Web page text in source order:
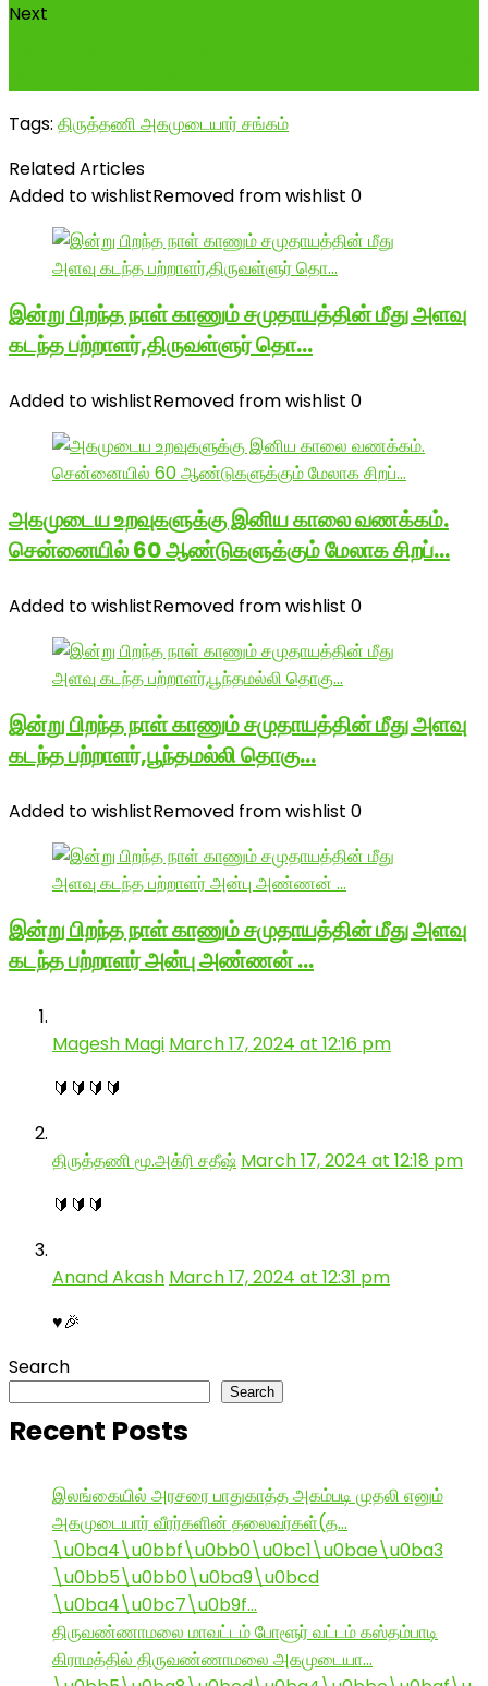
Next
Tags: திருத்தணி அகமுடையார் சங்கம்
Related Articles
Added to wishlistRemoved from wishlist 0
இன்று பிறந்த நாள் காணும் சமுதாயத்தின் மீது அளவு
கடந்த பற்றாளர்,திருவள்ளுர் தொ…
Added to wishlistRemoved from wishlist 0
அகமுடைய உறவுகளுக்கு இனிய காலை வணக்கம்.
சென்னையில் 60 ஆண்டுகளுக்கும் மேலாக சிறப்…
Added to wishlistRemoved from wishlist 0
இன்று பிறந்த நாள் காணும் சமுதாயத்தின் மீது அளவு
கடந்த பற்றாளர்,பூந்தமல்லி தொகு…
Added to wishlistRemoved from wishlist 0
இன்று பிறந்த நாள் காணும் சமுதாயத்தின் மீது அளவு
கடந்த பற்றாளர் அன்பு அண்ணன் …
Magesh Magi March 17, 2024 at 12:16 pm
🔰🔰🔰🔰
திருத்தணி மூ.அக்ரி சதீஷ் March 17, 2024 at 12:18 pm
🔰🔰🔰
Anand Akash March 17, 2024 at 12:31 pm
♥️🎉
Search
Search
Recent Posts
இலங்கையில் அரசரை பாதுகாத்த அகம்படி முதலி எனும்
அகமுடையார் வீரர்களின் தலைவர்கள்(த…
\u0ba4\u0bbf\u0bb0\u0bc1\u0bae\u0ba3
\u0bb5\u0bb0\u0ba9\u0bcd
\u0ba4\u0bc7\u0b9f…
திருவண்ணாமலை மாவட்டம் போளூர் வட்டம் கஸ்தம்பாடி
கிராமத்தில் திருவண்ணாமலை அகமுடையா…